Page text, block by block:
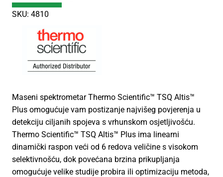
SKU: 4810
Maseni spektrometar Thermo Scientific™ TSQ Altis™
Plus omogućuje vam postizanje najvišeg povjerenja u
detekciju ciljanih spojeva s vrhunskom osjetljivošću.
Thermo Scientific™ TSQ Altis™ Plus ima linearni
dinamički raspon veći od 6 redova veličine s visokom
selektivnošću, dok povećana brzina prikupljanja
omogućuje velike studije probira ili optimizaciju metoda,